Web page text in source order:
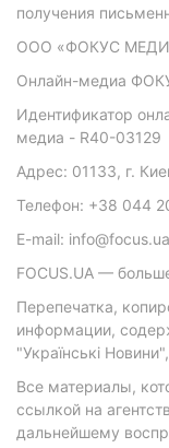
получения
ООО «ФОКУС
Онлайн-медиа
Идентификатор
медиа - R40-03129
Адрес: 01133, г.
Телефон: +38 044
E-mail: info@focus.ua
FOCUS.UA —
Перепечатка,
информации,
"Українські
Все материалы,
ссылкой на
дальнейшему